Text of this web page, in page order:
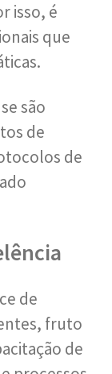
isso, é
que
são
de
de
de
fruto
de